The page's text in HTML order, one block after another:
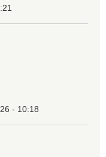
- 10:18